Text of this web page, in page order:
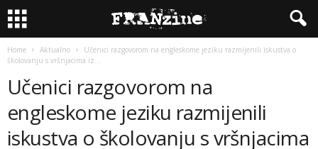
Home Aktualno
Učenici razgovorom na engleskome jeziku razmijenili iskustva o
školovanju s vršnjacima iz...
Učenici razgovorom na
engleskome jeziku razmijenili
iskustva o školovanju s vršnjacima